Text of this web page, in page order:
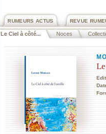
REVUE
RUMEURS ACTUS
Le Ciel à côté... Noces